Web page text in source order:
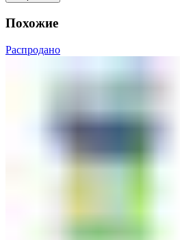
Похожие
Распродано